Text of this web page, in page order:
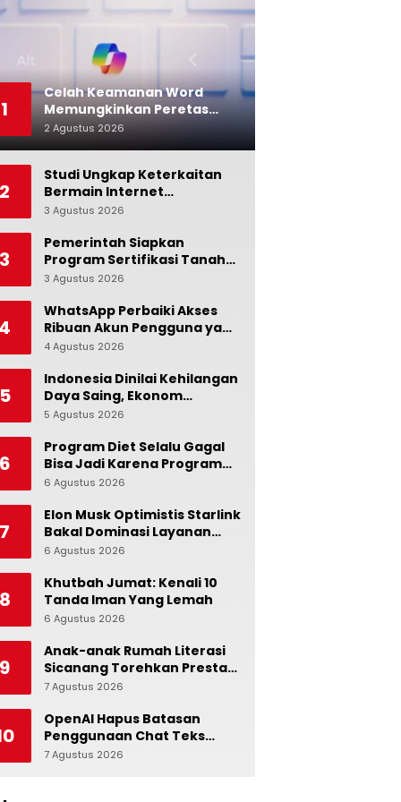
1
Celah Keamanan Word
Memungkinkan Peretas
Menyusup ke Microsoft
Copilot
2 Agustus 2026
2
Studi Ungkap Keterkaitan
Bermain Internet
Berlebihan dengan Stres
3 Agustus 2026
3
Pemerintah Siapkan
Program Sertifikasi Tanah
Gratis bagi Masyarakat
3 Agustus 2026
4
WhatsApp Perbaiki Akses
Ribuan Akun Pengguna yang
Terblokir
4 Agustus 2026
5
Indonesia Dinilai Kehilangan
Daya Saing, Ekonom
Ingatkan Pentingnya Jaga
Indonesia
5 Agustus 2026
6
Program Diet Selalu Gagal
Bisa Jadi Karena Program
Alami dalam Otak
6 Agustus 2026
7
Elon Musk Optimistis Starlink
Bakal Dominasi Layanan
Internet Global
6 Agustus 2026
8
Khutbah Jumat: Kenali 10
Tanda Iman Yang Lemah
6 Agustus 2026
9
Anak-anak Rumah Literasi
Sicanang Torehkan Prestasi
pada Peringatan Hari Anak
Medan Belawan
7 Agustus 2026
OpenAI Hapus Batasan
Penggunaan Chat Teks
untuk Akun Gratis ChatGPT
7 Agustus 2026